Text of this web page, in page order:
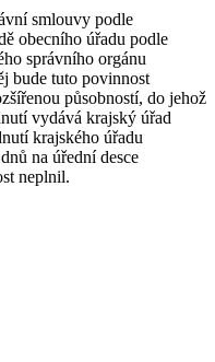
smlouvy podle
obecního úřadu podle
správního orgánu
bude tuto povinnost
působností, do jehož
vydává krajský úřad
krajského úřadu
na úřední desce
neplnil.